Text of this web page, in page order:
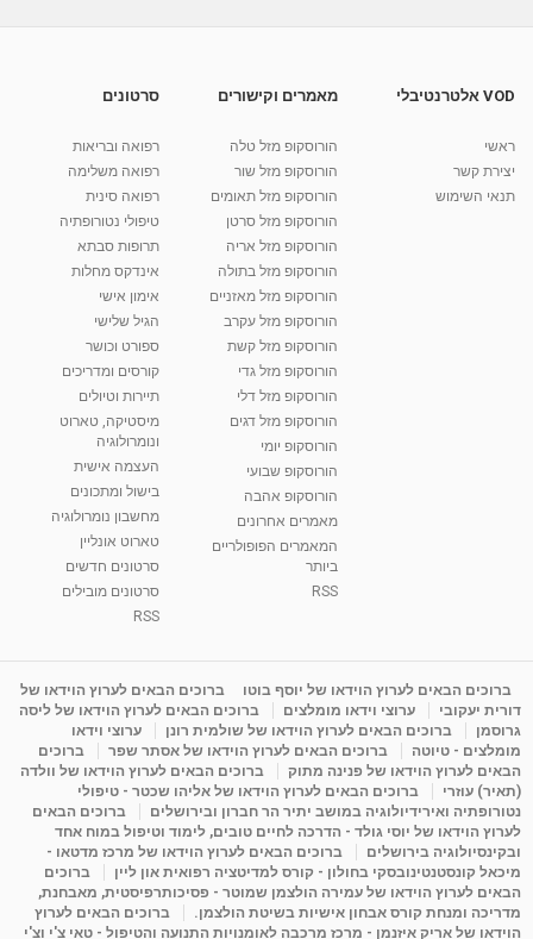
VOD אלטרנטיבלי
ראשי
יצירת קשר
תנאי השימוש
מאמרים וקישורים
הורוסקופ מזל טלה
הורוסקופ מזל שור
הורוסקופ מזל תאומים
הורוסקופ מזל סרטן
הורוסקופ מזל אריה
הורוסקופ מזל בתולה
הורוסקופ מזל מאזניים
הורוסקופ מזל עקרב
הורוסקופ מזל קשת
הורוסקופ מזל גדי
הורוסקופ מזל דלי
הורוסקופ מזל דגים
הורוסקופ יומי
הורוסקופ שבועי
הורוסקופ אהבה
מאמרים אחרונים
המאמרים הפופולריים
ביותר
RSS
סרטונים
רפואה ובריאות
רפואה משלימה
רפואה סינית
טיפולי נטורופתיה
תרופות סבתא
אינדקס מחלות
אימון אישי
הגיל שלישי
ספורט וכושר
קורסים ומדריכים
תיירות וטיולים
מיסטיקה, טארוט
ונומרולוגיה
העצמה אישית
בישול ומתכונים
מחשבון נומרולוגיה
טארוט אונליין
סרטונים חדשים
סרטונים מובילים
RSS
ברוכים הבאים לערוץ הוידאו של יוסף בוטו
ברוכים הבאים לערוץ הוידאו של
דורית יעקובי
ערוצי וידאו מומלצים
ברוכים הבאים לערוץ הוידאו של ליסה
גרוסמן
ברוכים הבאים לערוץ הוידאו של שולמית רונן
ערוצי וידאו
מומלצים - טיוטה
ברוכים הבאים לערוץ הוידאו של אסתר שפר
ברוכים
הבאים לערוץ הוידאו של פנינה מתוק
ברוכים הבאים לערוץ הוידאו של וולדה
(תאיר) עוזרי
ברוכים הבאים לערוץ הוידאו של אליהו שכטר - טיפולי
נטורופתיה ואירידיולוגיה במושב יתיר הר חברון ובירושלים
ברוכים הבאים
לערוץ הוידאו של יוסי גולד - הדרכה לחיים טובים, לימוד וטיפול במוח אחד
ובקינסיולוגיה בירושלים
ברוכים הבאים לערוץ הוידאו של מרכז מדטאו -
מיכאל קונסטנטינובסקי בחולון - קורס למדיטציה רפואית און ליין
ברוכים
הבאים לערוץ הוידאו של עמירה הולצמן שמוטר - פסיכותרפיסטית, מאבחנת,
מדריכה ומנחת קורס אבחון אישיות בשיטת הולצמן.
ברוכים הבאים לערוץ
הוידאו של אריק איזנמן - מרכז מרכבה לאומנויות התנועה והטיפול - טאי צ'י וצ'י